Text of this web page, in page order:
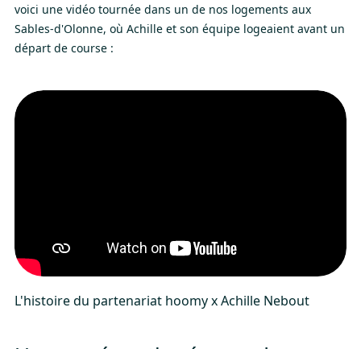
voici une vidéo tournée dans un de nos logements aux
Sables-d'Olonne, où Achille et son équipe logeaient avant un
départ de course :
L'histoire du partenariat hoomy x Achille Nebout